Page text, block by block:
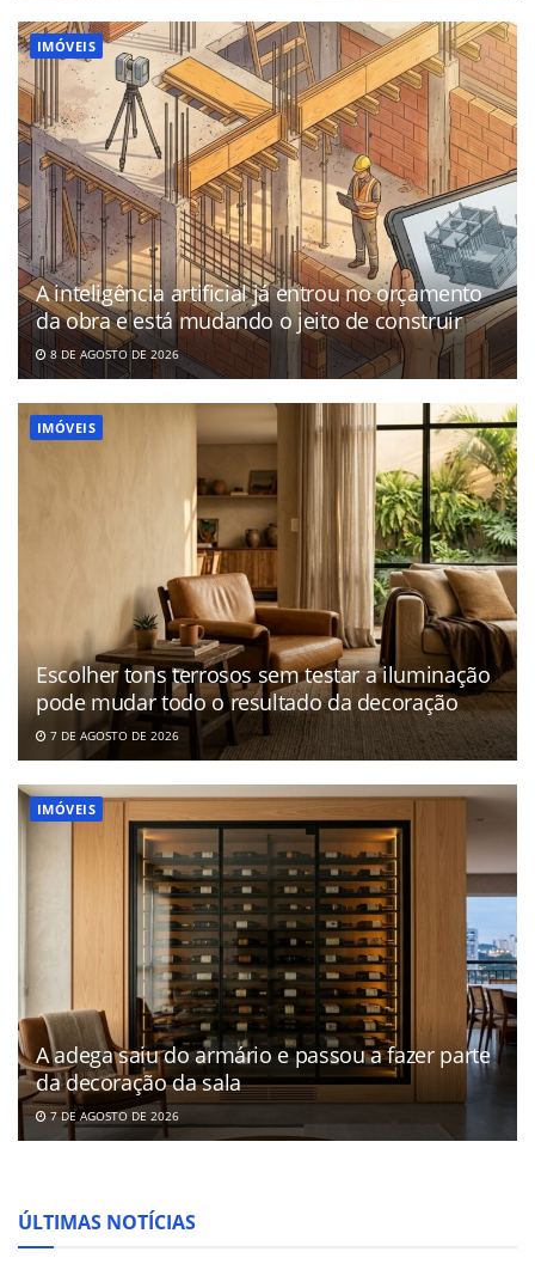
IMÓVEIS
A inteligência artificial já entrou no orçamento
da obra e está mudando o jeito de construir
8 DE AGOSTO DE 2026
IMÓVEIS
Escolher tons terrosos sem testar a iluminação
pode mudar todo o resultado da decoração
7 DE AGOSTO DE 2026
IMÓVEIS
A adega saiu do armário e passou a fazer parte
da decoração da sala
7 DE AGOSTO DE 2026
ÚLTIMAS NOTÍCIAS